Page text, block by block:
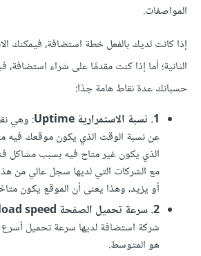
المواصفات.
إذا كانت لديك بالفعل خطة استضافة، فيمكنك
الثانية؛ أما إذا كنت مقدمًا على شراء
حسبانك عدة نقاط هامة جدًا:
1. نسبة الاستمرارية Uptime
: وهي
عن نسبة الوقت الذي يكون موقعك فيه
الذي يكون غير متاح فيه بسبب مشاكل
أو يزيد، وهذا يعنى أن الموقع يكون
2. سرعة تحميل الصفحة Page load speed
هو المتوسط.